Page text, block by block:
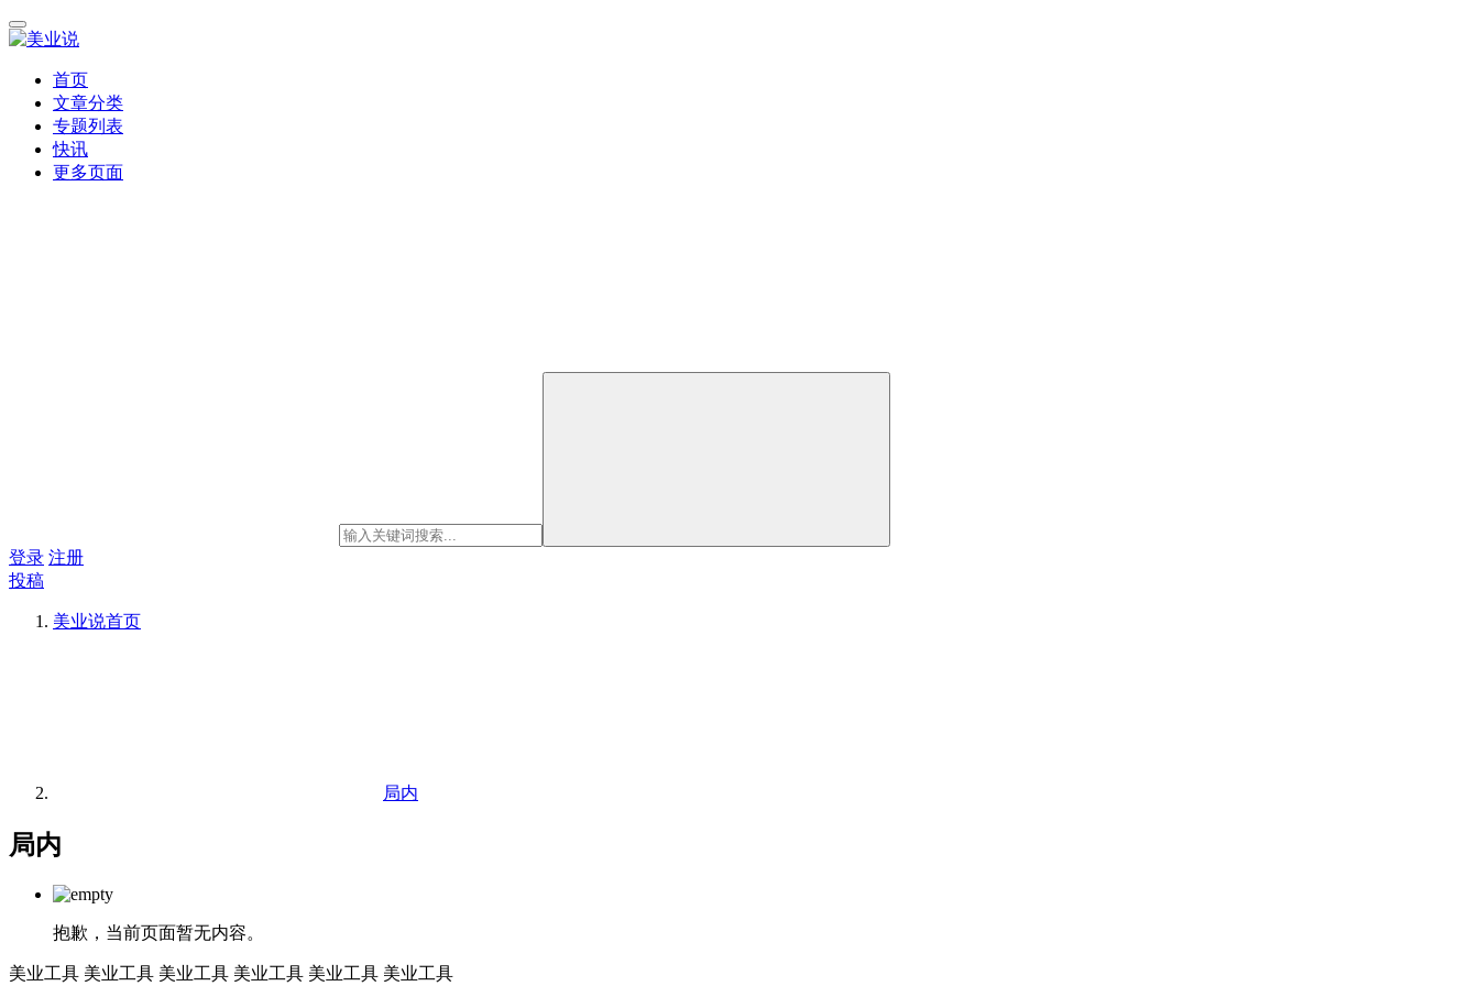
首页
文章分类
专题列表
快讯
更多页面
登录 注册
投稿
美业说首页
局内
局内
抱歉，当前页面暂无内容。
美业工具 美业工具 美业工具 美业工具 美业工具 美业工具